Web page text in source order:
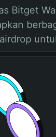
Bitget